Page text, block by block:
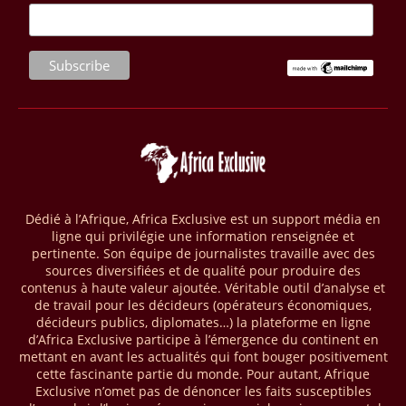
et créer 220 000 emplois au Cameroun, en République centrafricaine
28/03/26 AFRIQUE - MOBILE MONEY
Selon le rapport publié par l’Association mondiale des opérateurs de
par les comptes de mobile money en Afrique au cours de l'année
2025, en hausse d'environ 27 % par rapport à 2024. Le rapport intitulé
« The State of the Industry Report on Mobile Money 2026 » précise
mobile money réalisées à l’échelle mondiale, qui s’est établie à 2091
milliards USD (+23 % par rapport à 2024). L’Afrique a également
enregistré environ 74 % du nombre de transactions de Mobile money
répertoriées l’an passé dans le monde, avec environ 92 milliards de
transactions (+16 % par rapport à 2024) sur un total de 125 milliards
dans le monde.
28/03/26 AFRIQUE - ECONOMIE CREATIVE
Une rapport publié dernièrement par le Boston Consulting Group, et
intitulé « Africa Unleashed: Empowering Women in Creative Industries
Dédié à l’Afrique, Africa Exclusive est un support média en
ligne qui privilégie une information renseignée et
pertinente. Son équipe de journalistes travaille avec des
sources diversifiées et de qualité pour produire des
contenus à haute valeur ajoutée. Véritable outil d’analyse et
de travail pour les décideurs (opérateurs économiques,
décideurs publics, diplomates…) la plateforme en ligne
d’Africa Exclusive participe à l’émergence du continent en
mettant en avant les actualités qui font bouger positivement
cette fascinante partie du monde. Pour autant, Afrique
Exclusive n’omet pas de dénoncer les faits susceptibles